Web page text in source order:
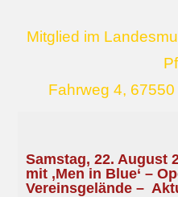
Mitglied im
Fahrweg 4,
Samstag, 22. August
mit ‚Men in Blue‘ –
Vereinsgelände –